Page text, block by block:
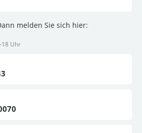
melden Sie sich hier:
18 Uhr